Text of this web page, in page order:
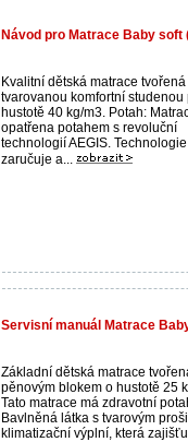
Návod pro Matrace Baby soft
Kvalitní dětská matrace tvořená
tvarovanou komfortní studenou
hustotě 40 kg/m3. Potah:
opatřena potahem s revoluční
technologií AEGIS.
zaručuje a...
Servisní manuál Matrace
Základní dětská matrace
pěnovým blokem o hustotě 25
Tato matrace má zdravotní
Bavlněná látka s tvarovým
klimatizační výplní, která